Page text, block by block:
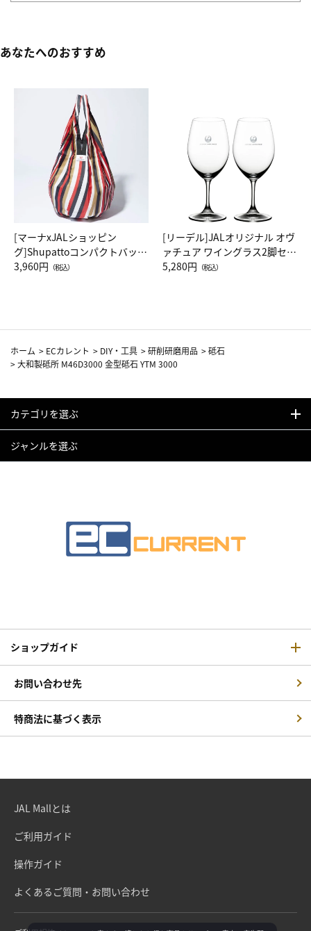
あなたへのおすすめ
[マーナxJALショッピン
グ]Shupattoコンパクトバッグ
Drop JAL客室乗務員（LC）ス
3,960円 （税込）
[リーデル]JALオリジナル オヴ
ァチュア ワイングラス2脚セッ
ト（レッドワイン）
5,280円 （税込）
ホーム > ECカレント > DIY・工具 >研削研磨用品 >砥石
>大和製砥所 M46D3000 金型砥石 YTM 3000
カテゴリを選ぶ
ジャンルを選ぶ
ショップガイド
お問い合わせ先
特商法に基づく表示
JAL Mallとは
ご利用ガイド
操作ガイド
よくあるご質問・お問い合わせ